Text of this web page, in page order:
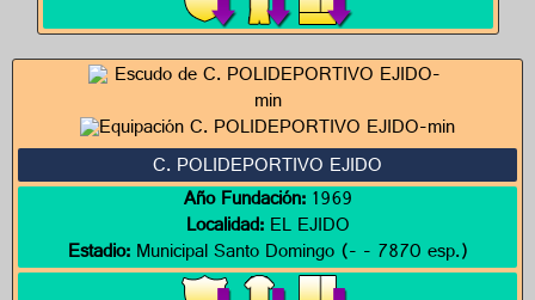
C. POLIDEPORTIVO EJIDO
Año Fundación:1969
Localidad:EL EJIDO
Estadio:Municipal Santo Domingo (- - 7870 esp.)